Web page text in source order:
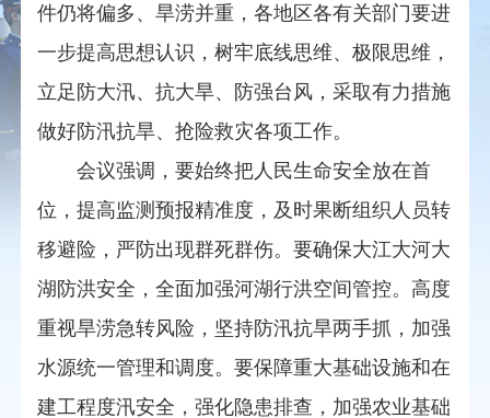
件仍将偏多、旱涝并重，各地区各有关部门要进
一步提高思想认识，树牢底线思维、极限思维，
立足防大汛、抗大旱、防强台风，采取有力措施
做好防汛抗旱、抢险救灾各项工作。
会议强调，要始终把人民生命安全放在首
位，提高监测预报精准度，及时果断组织人员转
移避险，严防出现群死群伤。要确保大江大河大
湖防洪安全，全面加强河湖行洪空间管控。高度
重视旱涝急转风险，坚持防汛抗旱两手抓，加强
水源统一管理和调度。要保障重大基础设施和在
建工程度汛安全，强化隐患排查，加强农业基础